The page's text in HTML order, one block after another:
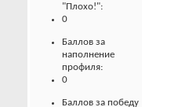
"Плохо!":
0
Баллов за
наполнение
профиля:
0
Баллов за победу